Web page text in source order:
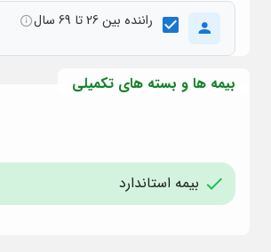
راننده بین 26 تا 69 سال
بیمه ها و بسته های تکمیلی
بیمه استاندارد